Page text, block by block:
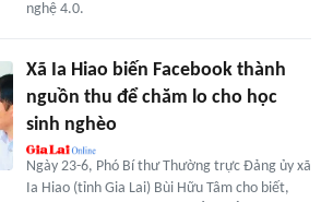
nghệ 4.0.
Xã Ia Hiao biến Facebook thành
nguồn thu để chăm lo cho học
sinh nghèo
Ngày 23-6, Phó Bí thư Thường trực Đảng ủy xã
Ia Hiao (tỉnh Gia Lai) Bùi Hữu Tâm cho biết,